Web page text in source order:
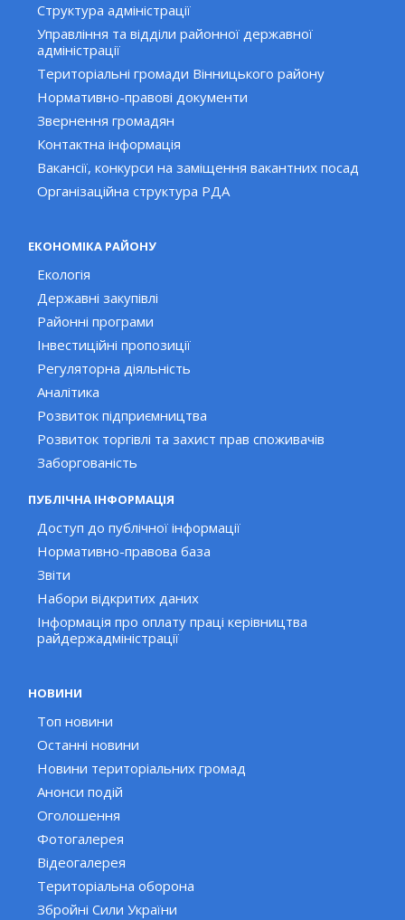
Структура адміністрації
Управління та відділи районної державної
адміністрації
Територіальні громади Вінницького району
Нормативно-правові документи
Звернення громадян
Контактна інформація
Вакансії, конкурси на заміщення вакантних посад
Організаційна структура РДА
ЕКОНОМІКА РАЙОНУ
Екологія
Державні закупівлі
Районні програми
Інвестиційні пропозиції
Регуляторна діяльність
Аналітика
Розвиток підприємництва
Розвиток торгівлі та захист прав споживачів
Заборгованість
ПУБЛІЧНА ІНФОРМАЦІЯ
Доступ до публічної інформації
Нормативно-правова база
Звіти
Набори відкритих даних
Інформація про оплату праці керівництва
райдержадміністрації
НОВИНИ
Топ новини
Останні новини
Новини територіальних громад
Анонси подій
Оголошення
Фотогалерея
Відеогалерея
Територіальна оборона
Збройні Сили України